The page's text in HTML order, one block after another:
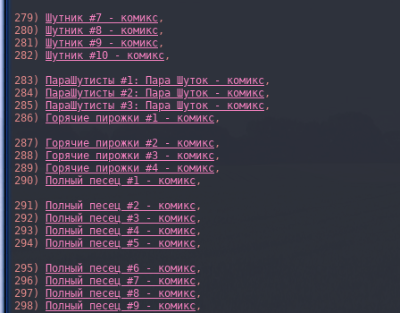
279) Шутник #7 - комикс,
280) Шутник #8 - комикс,
281) Шутник #9 - комикс,
282) Шутник #10 - комикс,
283)
ПараШутисты #1: Пара Шуток - комикс,
284)
ПараШутисты #2: Пара Шуток - комикс,
285)
ПараШутисты #3: Пара Шуток - комикс,
286)
Горячие пирожки #1 - комикс,
287)
Горячие пирожки #2 - комикс,
288)
Горячие пирожки #3 - комикс,
289)
Горячие пирожки #4 - комикс,
290)
Полный песец #1 - комикс,
291)
Полный песец #2 - комикс,
292)
Полный песец #3 - комикс,
293)
Полный песец #4 - комикс,
294)
Полный песец #5 - комикс,
295)
Полный песец #6 - комикс,
296)
Полный песец #7 - комикс,
297)
Полный песец #8 - комикс,
298)
Полный песец #9 - комикс,